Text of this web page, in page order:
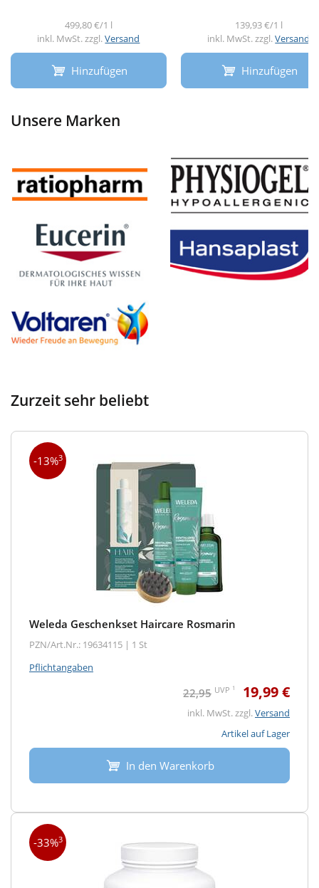
499,80 €/1 l
inkl. MwSt. zzgl.Versand
Hinzufügen
139,93 €/1 l
inkl. MwSt. zzgl.Versand
Hinzufügen
Unsere Marken
Zurzeit sehr beliebt
-13%3
Weleda Geschenkset Haircare Rosmarin
PZN/Art.Nr.: 19634115 | 1 St
Pflichtangaben
22,95 UVP 1 19,99 €
inkl. MwSt. zzgl. Versand
Artikel auf Lager
In den Warenkorb
-33%3